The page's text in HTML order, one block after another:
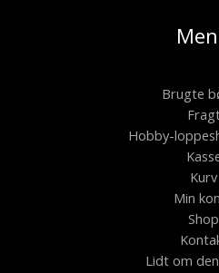
Brugte
Hobby-
Kurv
Min
Shop
Lidt om